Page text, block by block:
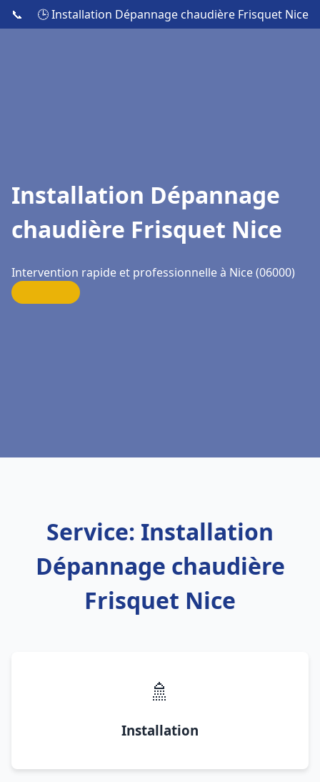
📞 🕒 Installation Dépannage chaudière Frisquet Nice
Installation Dépannage
chaudière Frisquet Nice
Intervention rapide et professionnelle à Nice (06000)
Service: Installation
Dépannage chaudière
Frisquet Nice
🚿
Installation